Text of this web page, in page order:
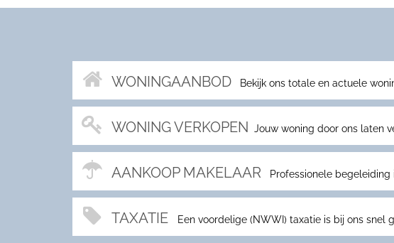
WONINGAANBOD Bekijk ons totale en actuele
WONING VERKOPEN Jouw woning door ons laten
AANKOOP MAKELAAR Professionele begeleiding
TAXATIE Een voordelige (NWWI) taxatie is bij ons snel